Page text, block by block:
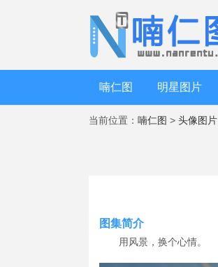
喃仁图 明星图片
当前位置： 喃仁图 > 头像图片
图集简介
用风景，换个心情。